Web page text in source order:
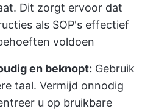
Dit zorgt ervoor dat
als SOP's effectief
voldoen
en beknopt: Gebruik
taal. Vermijd onnodig
u op bruikbare